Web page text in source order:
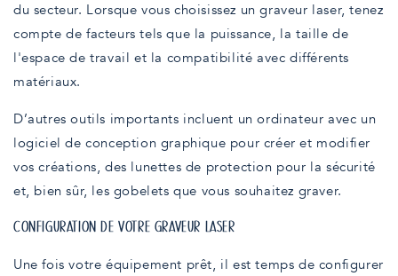
du secteur. Lorsque vous choisissez un graveur laser, tenez
compte de facteurs tels que la puissance, la taille de
l'espace de travail et la compatibilité avec différents
matériaux.
D’autres outils importants incluent un ordinateur avec un
logiciel de conception graphique pour créer et modifier
vos créations, des lunettes de protection pour la sécurité
et, bien sûr, les gobelets que vous souhaitez graver.
CONFIGURATION DE VOTRE GRAVEUR LASER
Une fois votre équipement prêt, il est temps de configurer